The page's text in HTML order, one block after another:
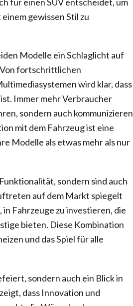
gewissen Stil zu
Modelle ein Schlaglicht auf
fortschrittlichen
wird klar, dass
Immer mehr Verbraucher
sondern auch kommunizieren
mit dem Fahrzeug ist eine
Modelle als etwas mehr als nur
sondern sind auch
auf dem Markt spiegelt
Fahrzeuge zu investieren, die
bieten. Diese Kombination
und das Spiel für alle
sondern auch ein Blick in
dass Innovation und